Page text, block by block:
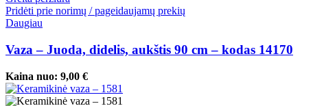
Pridėti prie norimų / pageidaujamų prekių
Daugiau
Vaza – Juoda, didelis, aukštis 90 cm – kodas 14170
Kaina nuo: 9,00 €